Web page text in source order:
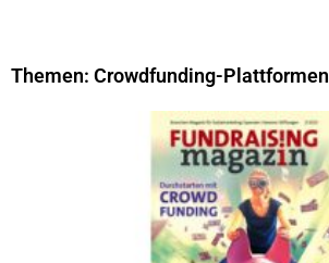
Themen: Crowdfunding-Plattformen